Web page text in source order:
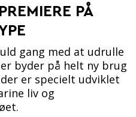
PÅ
gang med at udrulle
byder på helt ny brug
er specielt udviklet
liv og